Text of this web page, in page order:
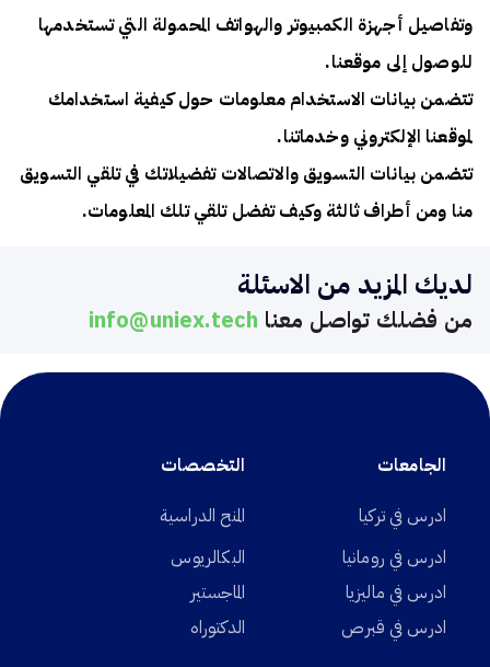
وتفاصيل أجهزة الكمبيوتر والهواتف المحمولة التي تستخدمها
للوصول إلى موقعنا.
تتضمن بيانات الاستخدام معلومات حول كيفية استخدامك
لموقعنا الإلكتروني وخدماتنا.
تتضمن بيانات التسويق والاتصالات تفضيلاتك في تلقي التسويق
منا ومن أطراف ثالثة وكيف تفضل تلقي تلك المعلومات.
لديك المزيد من الاسئلة
من فضلك تواصل معنا info@uniex.tech
الجامعات
ادرس في تركيا
ادرس في رومانيا
ادرس في ماليزيا
ادرس في قبرص
التخصصات
المنح الدراسية
البكالريوس
الماجستير
الدكتوراه